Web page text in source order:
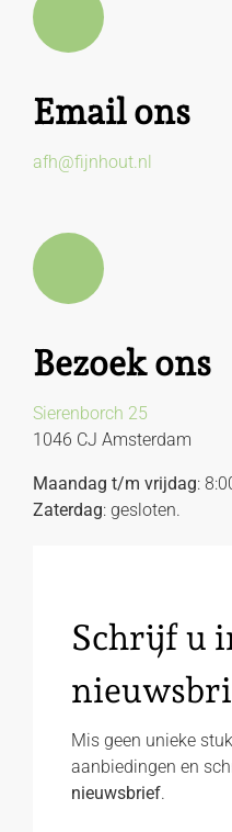
Email ons
afh@fijnhout.nl
Bezoek ons
Sierenborch 25
1046 CJ Amsterdam
Maandag t/m vrijdag:
Zaterdag: gesloten.
Schrijf u
Mis geen unieke
aanbiedingen en
nieuwsbrief.